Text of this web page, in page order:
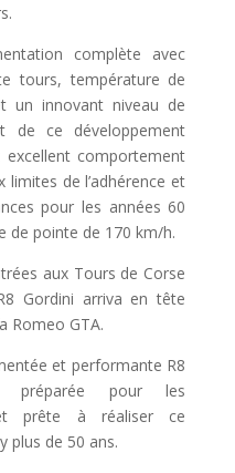
complète avec
tours, température de
un innovant niveau de
de ce développement
comportement
de l’adhérence et
pour les années 60
de pointe de 170 km/h.
aux Tours de Corse
Gordini arriva en tête
Romeo GTA.
et performante R8
préparée pour les
prête à réaliser ce
plus de 50 ans.